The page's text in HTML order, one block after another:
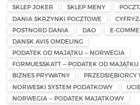
SKLEP JOKER
SKLEP MENY
DANIA SKRZYNKI POCZTOWE
POSTNORD DANIA
DAO
E-
DANSK AVIS OMDELING
PODATEK OD MAJĄTKU — NORWEGIA
FORMUESSKATT — PODATEK OD MAJĄTKU
BIZNES PRYWATNY
PRZEDSIĘBIORCY
NORWESKI SYSTEM PODATKOWY
NORWEGIA — PODATEK MAJĄTKOWY